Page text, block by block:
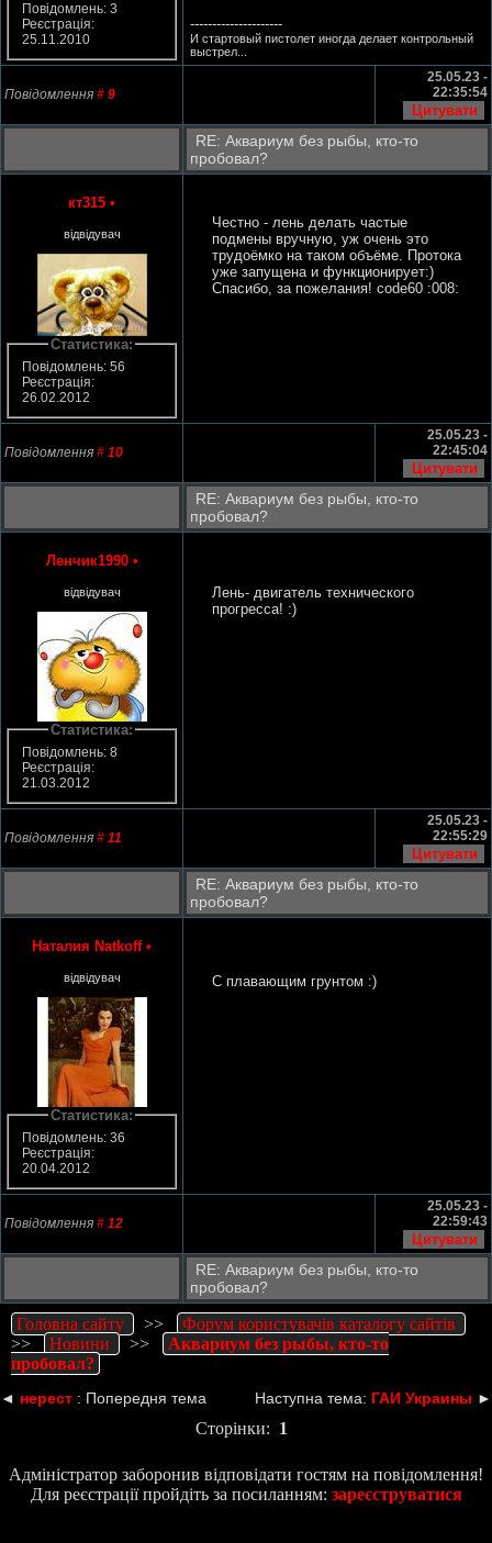
Повідомлень: 3
Реєстрація:
25.11.2010
---------------------
И стартовый пистолет иногда делает контрольный
выстрел...
Повідомлення # 9
25.05.23 -
22:35:54
RE: Аквариум без рыбы, кто-то
пробовал?
кт315 •
відвідувач
Статистика:
Повідомлень: 56
Реєстрація:
26.02.2012
Честно - лень делать частые
подмены вручную, уж очень это
трудоёмко на таком объёме. Протока
уже запущена и функционирует:)
Спасибо, за пожелания! code60 :008:
Повідомлення # 10
25.05.23 -
22:45:04
RE: Аквариум без рыбы, кто-то
пробовал?
Ленчик1990 •
відвідувач
Статистика:
Повідомлень: 8
Реєстрація:
21.03.2012
Лень- двигатель технического
прогресса! :)
Повідомлення # 11
25.05.23 -
22:55:29
RE: Аквариум без рыбы, кто-то
пробовал?
Наталия Natkoff •
відвідувач
Статистика:
Повідомлень: 36
Реєстрація:
20.04.2012
С плавающим грунтом :)
Повідомлення # 12
25.05.23 -
22:59:43
RE: Аквариум без рыбы, кто-то
пробовал?
Головна сайту >>
Форум користувачів каталогу сайтів
>>
Новини >>
Аквариум без рыбы, кто-то
пробовал?
◄ нерест : Попередня тема Наступна тема: ГАИ Украины ►
Сторінки: 1
Адміністратор заборонив відповідати гостям на повідомлення!
Для реєстрації пройдіть за посиланням: зареєструватися